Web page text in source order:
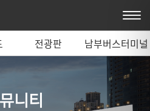
전광판
남부버스터미널
매체 안내
니티